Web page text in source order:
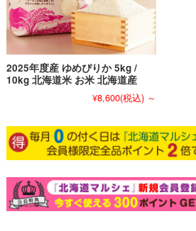
2025年度産 ゆめぴりか 5kg /
10kg 北海道米 お米 北海道産
¥8,600(税込) ～